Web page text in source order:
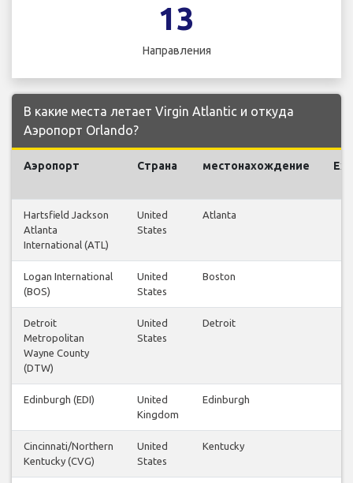
13
Направления
В какие места летает Virgin Atlantic и откуда
Аэропорт Orlando?
Аэропорт Страна местонахождение
Hartsfield Jackson
Atlanta
International (ATL)
United
States
Atlanta
Logan International
(BOS)
United
States
Boston
Detroit
Metropolitan
Wayne County
(DTW)
United
States
Detroit
Edinburgh (EDI)
United
Kingdom
Edinburgh
Cincinnati/Northern
Kentucky (CVG)
United
States
Kentucky